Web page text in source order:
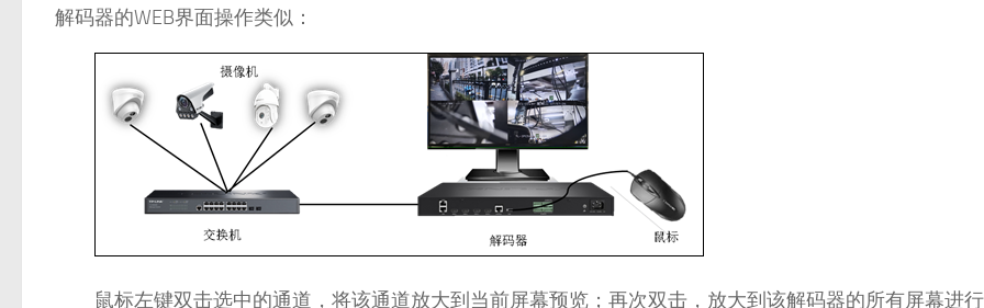
解码器的WEB界面操作类似：
鼠标左键双击选中的通道，将该通道放大到当前屏幕预览；再次双击，放大到该解码器的所有屏幕进